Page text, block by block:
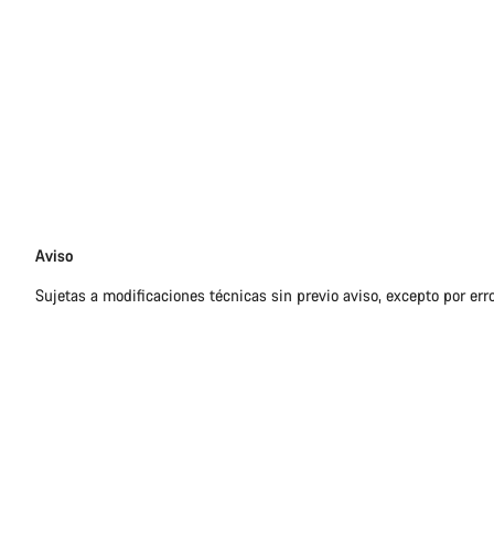
Exención
responsabilidades
Aviso
Sujetas a modificaciones técnicas sin previo aviso, excepto por